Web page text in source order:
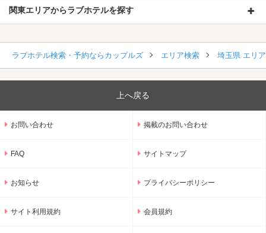
関東エリアからラブホテルを探す
ラブホテル検索・予約ならカップルズ エリア検索 埼玉県 エリ
上へ戻る
お問い合わせ 掲載のお問い合わせ
FAQ サイトマップ
お知らせ プライバシーポリシー
サイト利用規約 会員規約